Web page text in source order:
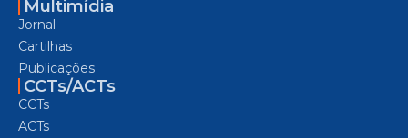
Multimídia
Jornal
Cartilhas
Publicações
CCTs/ACTs
CCTs
ACTs